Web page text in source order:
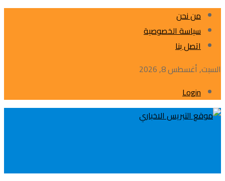
من نحن
سياسة الخصوصية
اتصل بنا
السبت, أغسطس 8, 2026
Login